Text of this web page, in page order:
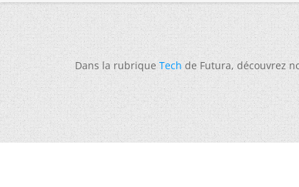
Dans la rubriqueTechde Futura, découvrez